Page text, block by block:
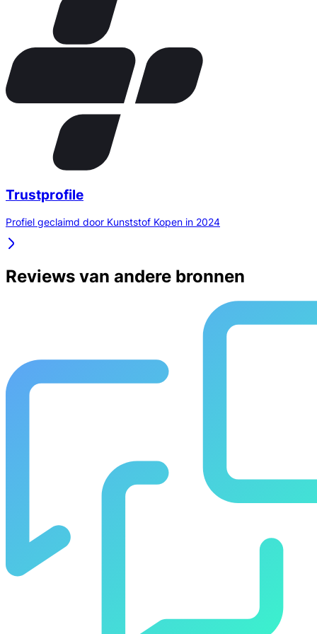
Trustprofile
Profiel geclaimd door Kunststof Kopen in 2024
Reviews van andere bronnen